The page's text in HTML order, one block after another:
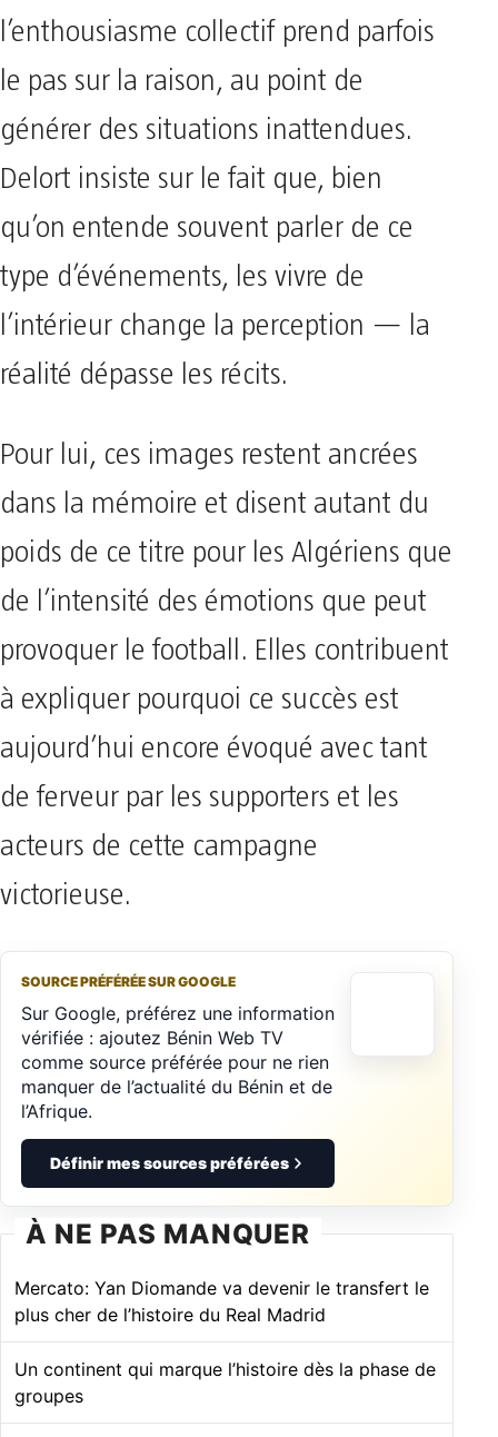
l’enthousiasme collectif prend parfois
le pas sur la raison, au point de
générer des situations inattendues.
Delort insiste sur le fait que, bien
qu’on entende souvent parler de ce
type d’événements, les vivre de
l’intérieur change la perception — la
réalité dépasse les récits.
Pour lui, ces images restent ancrées
dans la mémoire et disent autant du
poids de ce titre pour les Algériens que
de l’intensité des émotions que peut
provoquer le football. Elles contribuent
à expliquer pourquoi ce succès est
aujourd’hui encore évoqué avec tant
de ferveur par les supporters et les
acteurs de cette campagne
victorieuse.
SOURCE PRÉFÉRÉE SUR GOOGLE
Sur Google, préférez une information
vérifiée : ajoutez Bénin Web TV
comme source préférée pour ne rien
manquer de l’actualité du Bénin et de
l’Afrique.
Définir mes sources préférées
À NE PAS MANQUER
Mercato: Yan Diomande va devenir le transfert le
plus cher de l’histoire du Real Madrid
Un continent qui marque l’histoire dès la phase de
groupes